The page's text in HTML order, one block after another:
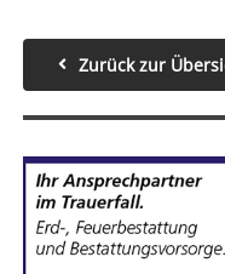
Zurück zur